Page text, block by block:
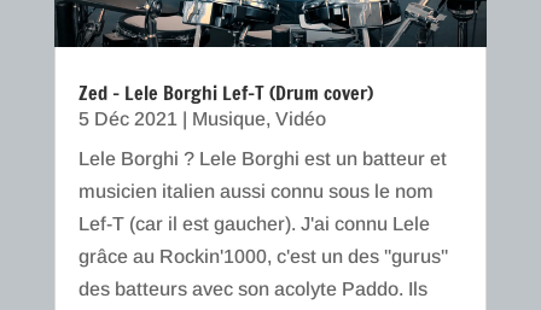
Zed – Lele Borghi Lef-T (Drum cover)
5 Déc 2021 | Musique, Vidéo
Lele Borghi ? Lele Borghi est un batteur et
musicien italien aussi connu sous le nom
Lef-T (car il est gaucher). J'ai connu Lele
grâce au Rockin'1000, c'est un des "gurus"
des batteurs avec son acolyte Paddo. Ils